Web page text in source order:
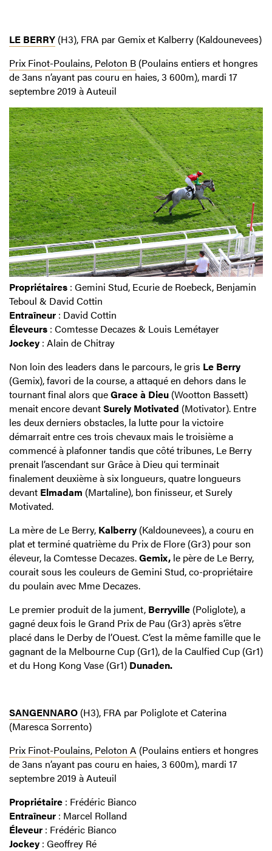
LE BERRY (H3), FRA par Gemix et Kalberry (Kaldounevees)
Prix Finot-Poulains, Peloton B (Poulains entiers et hongres
de 3ans n’ayant pas couru en haies, 3 600m), mardi 17
septembre 2019 à Auteuil
Propriétaires : Gemini Stud, Ecurie de Roebeck, Benjamin
Teboul & David Cottin
Entraîneur : David Cottin
Éleveurs : Comtesse Decazes & Louis Lemétayer
Jockey : Alain de Chitray
Non loin des leaders dans le parcours, le gris Le Berry
(Gemix), favori de la course, a attaqué en dehors dans le
tournant final alors queGrace à Dieu (Wootton Bassett)
menait encore devantSurely Motivated (Motivator). Entre
les deux derniers obstacles, la lutte pour la victoire
démarrait entre ces trois chevaux mais le troisième a
commencé à plafonner tandis que côté tribunes, Le Berry
prenait l’ascendant sur Grâce à Dieu qui terminait
finalement deuxième à six longueurs, quatre longueurs
devant Elmadam (Martaline), bon finisseur, et Surely
Motivated.
La mère de Le Berry, Kalberry (Kaldounevees), a couru en
plat et terminé quatrième du Prix de Flore (Gr3) pour son
éleveur, la Comtesse Decazes.Gemix, le père de Le Berry,
courait sous les couleurs de Gemini Stud, co-propriétaire
du poulain avec Mme Decazes.
Le premier produit de la jument, Berryville (Poliglote), a
gagné deux fois le Grand Prix de Pau (Gr3) après s’être
placé dans le Derby de l’Ouest. C’est la même famille que le
gagnant de la Melbourne Cup (Gr1), de la Caulfied Cup (Gr1)
et du Hong Kong Vase (Gr1) Dunaden.
SANGENNARO (H3), FRA par Poliglote et Caterina
(Maresca Sorrento)
Prix Finot-Poulains, Peloton A (Poulains entiers et hongres
de 3ans n’ayant pas couru en haies, 3 600m), mardi 17
septembre 2019 à Auteuil
Propriétaire : Frédéric Bianco
Entraîneur : Marcel Rolland
Éleveur : Frédéric Bianco
Jockey : Geoffrey Ré